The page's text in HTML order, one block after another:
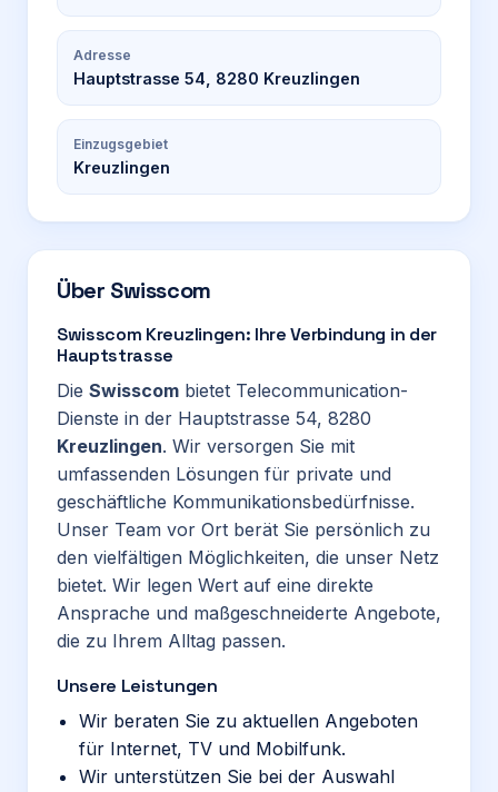
Adresse
Hauptstrasse 54, 8280 Kreuzlingen
Einzugsgebiet
Kreuzlingen
Über Swisscom
Swisscom Kreuzlingen: Ihre Verbindung in der
Hauptstrasse
Die Swisscom bietet Telecommunication-
Dienste in der Hauptstrasse 54, 8280
Kreuzlingen. Wir versorgen Sie mit
umfassenden Lösungen für private und
geschäftliche Kommunikationsbedürfnisse.
Unser Team vor Ort berät Sie persönlich zu
den vielfältigen Möglichkeiten, die unser Netz
bietet. Wir legen Wert auf eine direkte
Ansprache und maßgeschneiderte Angebote,
die zu Ihrem Alltag passen.
Unsere Leistungen
Wir beraten Sie zu aktuellen Angeboten
für Internet, TV und Mobilfunk.
Wir unterstützen Sie bei der Auswahl